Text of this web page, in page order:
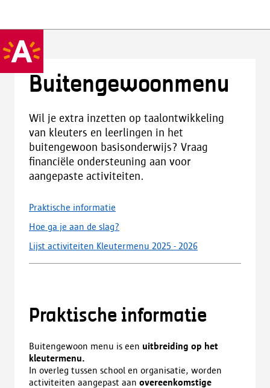
Buitengewoonmenu
Wil je extra inzetten op taalontwikkeling
van kleuters en leerlingen in het
buitengewoon basisonderwijs? Vraag
financiële ondersteuning aan voor
aangepaste activiteiten.
Praktische informatie
Hoe ga je aan de slag?
Lijst activiteiten Kleutermenu 2025 - 2026
Praktische informatie
Buitengewoon menu is een uitbreiding op het
kleutermenu.
In overleg tussen school en organisatie, worden
activiteiten aangepast aan overeenkomstige